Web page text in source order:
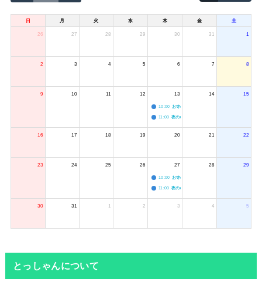
日 月 火 水 木 金 土
26 27 28 29 30 31 1
2 3 4 5 6 7 8
9 10 11 12 13
10:00 お寺のジャグリング教室
11:00 夜のボードゲーム会
14 15
16 17 18 19 20 21 22
23 24 25 26 27
10:00 お寺のジャグリング教室
11:00 夜のボードゲーム会
28 29
30 31 1 2 3 4 5
とっしゃんについて